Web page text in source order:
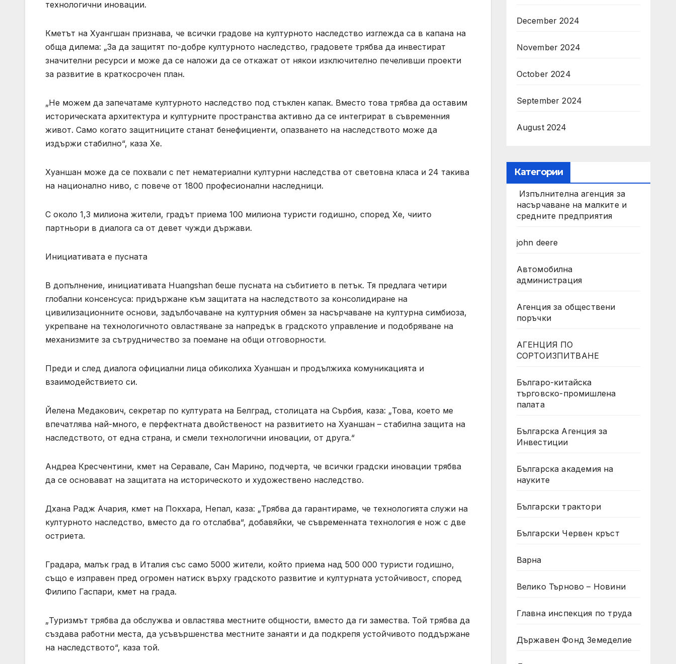
технологични иновации.
Кметът на Хуангшан признава, че всички градове на културното наследство изглежда са в капана на
обща дилема: „За да защитят по-добре културното наследство, градовете трябва да инвестират
значителни ресурси и може да се наложи да се откажат от някои изключително печеливши проекти
за развитие в краткосрочен план.
„Не можем да запечатаме културното наследство под стъклен капак. Вместо това трябва да оставим
историческата архитектура и културните пространства активно да се интегрират в съвременния
живот. Само когато защитниците станат бенефициенти, опазването на наследството може да
издържи стабилно“, каза Хе.
Хуаншан може да се похвали с пет нематериални културни наследства от световна класа и 24 такива
на национално ниво, с повече от 1800 професионални наследници.
С около 1,3 милиона жители, градът приема 100 милиона туристи годишно, според Хе, чиито
партньори в диалога са от девет чужди държави.
Инициативата е пусната
В допълнение, инициативата Huangshan беше пусната на събитието в петък. Тя предлага четири
глобални консенсуса: придържане към защитата на наследството за консолидиране на
цивилизационните основи, задълбочаване на културния обмен за насърчаване на културна симбиоза,
укрепване на технологичното овластяване за напредък в градското управление и подобряване на
механизмите за сътрудничество за поемане на общи отговорности.
Преди и след диалога официални лица обиколиха Хуаншан и продължиха комуникацията и
взаимодействието си.
Йелена Медакович, секретар по културата на Белград, столицата на Сърбия, каза: „Това, което ме
впечатлява най-много, е перфектната двойственост на развитието на Хуаншан – стабилна защита на
наследството, от една страна, и смели технологични иновации, от друга.“
Андреа Кресчентини, кмет на Серавале, Сан Марино, подчерта, че всички градски иновации трябва
да се основават на защитата на историческото и художествено наследство.
Дхана Радж Ачария, кмет на Покхара, Непал, каза: „Трябва да гарантираме, че технологията служи на
културното наследство, вместо да го отслабва“, добавяйки, че съвременната технология е нож с две
остриета.
Градара, малък град в Италия със само 5000 жители, който приема над 500 000 туристи годишно,
също е изправен пред огромен натиск върху градското развитие и културната устойчивост, според
Филипо Гаспари, кмет на града.
„Туризмът трябва да обслужва и овластява местните общности, вместо да ги замества. Той трябва да
създава работни места, да усъвършенства местните занаяти и да подкрепя устойчивото поддържане
на наследството“, каза той.
December 2024
November 2024
October 2024
September 2024
August 2024
Категории
Изпълнителна агенция за
насърчаване на малките и
средните предприятия
john deere
Автомобилна
администрация
Агенция за обществени
поръчки
АГЕНЦИЯ ПО
СОРТОИЗПИТВАНЕ
Българо-китайска
търговско-промишлена
палата
Българска Агенция за
Инвестиции
Българска академия на
науките
Български трактори
Български Червен кръст
Варна
Велико Търново – Новини
Главна инспекция по труда
Държавен Фонд Земеделие